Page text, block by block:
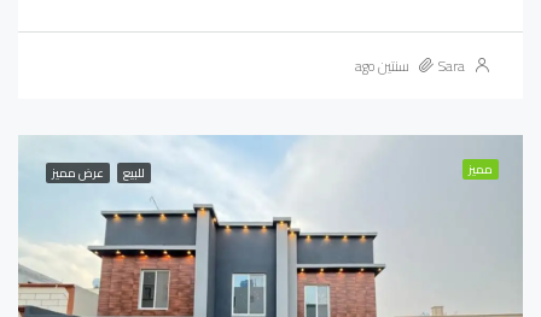
Sara سنتين ago
مميز للبيع عرض مميز